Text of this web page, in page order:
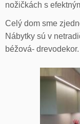
nožičkách s
Celý dom sme
Nábytky sú v
béžová- drevodekor.